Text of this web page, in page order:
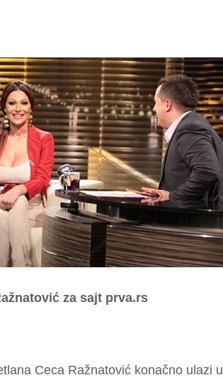
za sajt prva.rs
Ceca Ražnatović konačno ulazi u